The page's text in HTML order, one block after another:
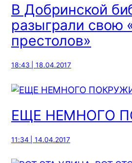
В Добринской
разыграли свою
престолов»
18:43 | 18.04.2017
ЕЩЕ НЕМНОГО
11:34 | 14.04.2017